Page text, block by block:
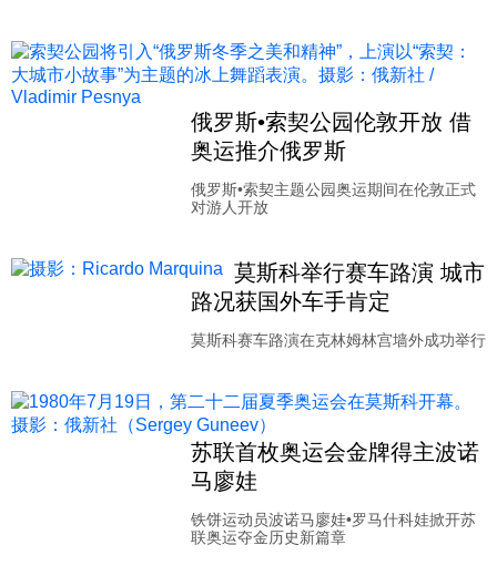
体育
俄罗斯•索契公园伦敦开放 借
奥运推介俄罗斯
俄罗斯•索契主题公园奥运期间在伦敦正式
对游人开放
莫斯科举行赛车路演 城市
路况获国外车手肯定
莫斯科赛车路演在克林姆林宫墙外成功举行
苏联首枚奥运会金牌得主波诺
马廖娃
铁饼运动员波诺马廖娃•罗马什科娃掀开苏
联奥运夺金历史新篇章